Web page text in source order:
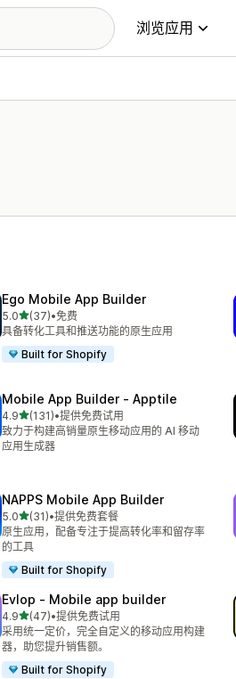
浏览应用
Ego Mobile App Builder
5.0星（满分 5 星）
(37)
总共 37 条评论
•免费
具备转化工具和推送功能的原生应用
Built for Shopify
Mobile App Builder ‑ Apptile
4.9星（满分 5 星）
(131)
总共 131 条评论
•提供免费试用
致力于构建高销量原生移动应用的 AI 移动
应用生成器
NAPPS Mobile App Builder
5.0星（满分 5 星）
(31)
总共 31 条评论
•提供免费套餐
原生应用，配备专注于提高转化率和留存率
的工具
Built for Shopify
Evlop ‑ Mobile app builder
4.9星（满分 5 星）
(47)
总共 47 条评论
•提供免费试用
采用统一定价，完全自定义的移动应用构建
器，助您提升销售额。
Built for Shopify